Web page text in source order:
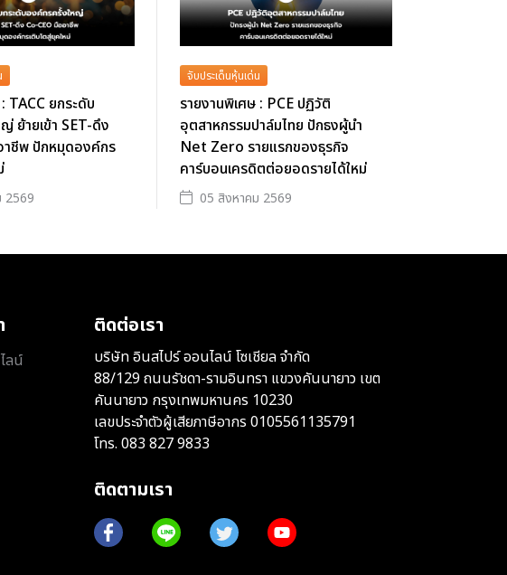
TACC ยกระดับ
ย้ายเข้า SET-ดึง
าชีพ ปักหมุดองค์กร
2569
จับประเด็นหุ้นเด่น
รายงานพิเศษ : PCE ปฏิวัติ
อุตสาหกรรมปาล์มไทย ปักธงผู้นำ
Net Zero รายแรกของธุรกิจ
คาร์บอนเครดิตต่อยอดรายได้ใหม่
05 สิงหาคม 2569
ลน์
ติดต่อเรา
บริษัท อินสไปร์ ออนไลน์ โซเชียล จำกัด
88/129 ถนนรัชดา-รามอินทรา แขวงคันนายาว เขต
คันนายาว กรุงเทพมหานคร 10230
เลขประจำตัวผู้เสียภาษีอากร 0105561135791
โทร. 083 827 9833
ติดตามเรา